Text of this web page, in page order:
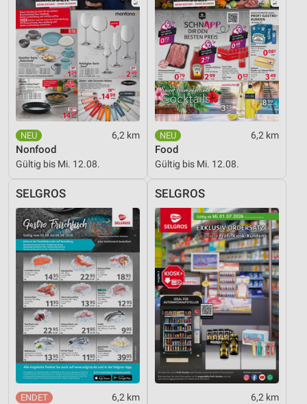
6,2 km
Nonfood
Gültig bis Mi. 12.08.
6,2 km
Food
Gültig bis Mi. 12.08.
SELGROS
6,2 km
SELGROS
6,2 km